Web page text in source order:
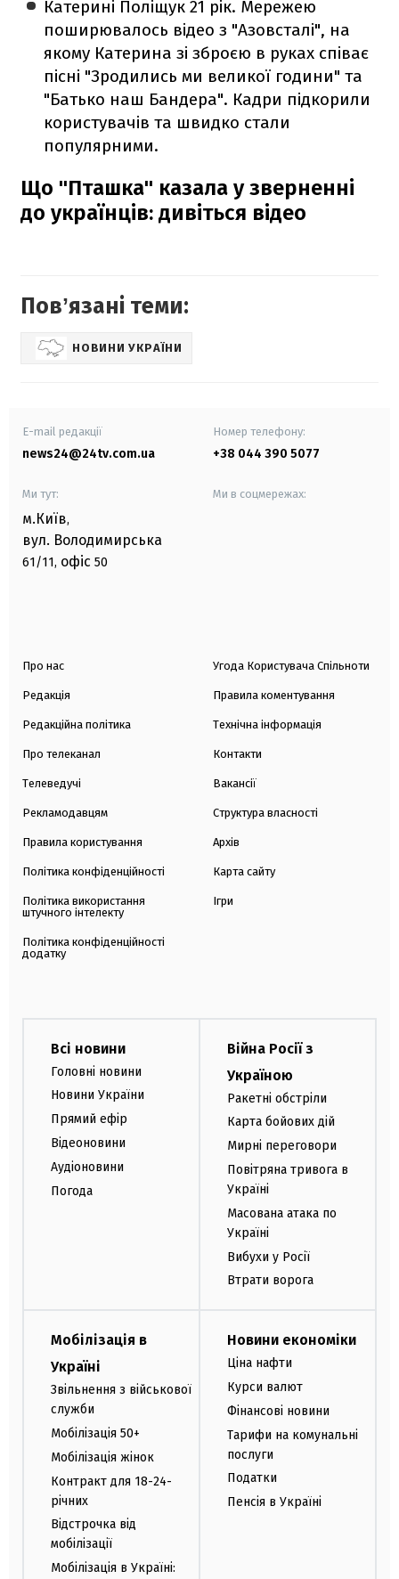
Катерині Поліщук 21 рік. Мережею
поширювалось відео з "Азовсталі", на
якому Катерина зі зброєю в руках співає
пісні "Зродились ми великої години" та
"Батько наш Бандера". Кадри підкорили
користувачів та швидко стали
популярними.
Що "Пташка" казала у зверненні
до українців: дивіться відео
Повʼязані теми:
НОВИНИ УКРАЇНИ
E-mail редакції
news24@24tv.com.ua
Номер телефону:
+38 044 390 5077
Ми тут:
м.Київ,
вул. Володимирська
61/11, офіс 50
Ми в соцмережах:
Про нас
Редакція
Редакційна політика
Про телеканал
Телеведучі
Рекламодавцям
Правила користування
Політика конфіденційності
Політика використання
штучного інтелекту
Політика конфіденційності
додатку
Угода Користувача Спільноти
Правила коментування
Технічна інформація
Контакти
Вакансії
Структура власності
Архів
Карта сайту
Ігри
Всі новини
Головні новини
Новини України
Прямий ефір
Відеоновини
Аудіоновини
Погода
Війна Росії з
Україною
Ракетні обстріли
Карта бойових дій
Мирні переговори
Повітряна тривога в
Україні
Масована атака по
Україні
Вибухи у Росії
Втрати ворога
Мобілізація в
Україні
Звільнення з військової
служби
Мобілізація 50+
Мобілізація жінок
Контракт для 18-24-
річних
Відстрочка від
мобілізації
Мобілізація в Україні:
Новини економіки
Ціна нафти
Курси валют
Фінансові новини
Тарифи на комунальні
послуги
Податки
Пенсія в Україні